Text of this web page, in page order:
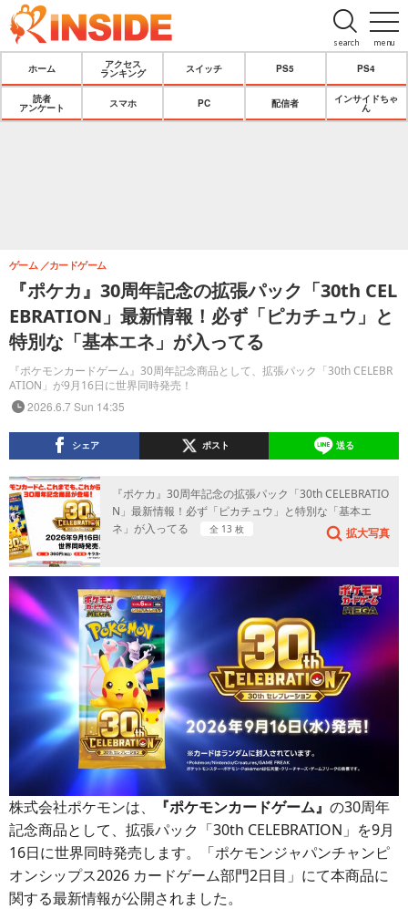
menu
search
ホーム
アクセス
ランキング
スイッチ PS5 PS4
読者
アンケート
スマホ PC 配信者
インサイドちゃ
ん
『ポケカ』30周年記念の拡張パック「30th CEL
EBRATION」最新情報！必ず「ピカチュウ」と
特別な「基本エネ」が入ってる
『ポケモンカードゲーム』30周年記念商品として、拡張パック「30th CELEBR
ATION」が9月16日に世界同時発売！
ゲーム カードゲーム
2026.6.7 Sun 14:35
シェア ポスト 送る
『ポケカ』30周年記念の拡張パック「30th CELEBRATIO
N」最新情報！必ず「ピカチュウ」と特別な「基本エ
ネ」が入ってる
全 13 枚 拡大写真
株式会社ポケモンは、 『ポケモンカードゲーム』 の30周年
記念商品として、拡張パック「30th CELEBRATION」を9月
16日に世界同時発売します。「ポケモンジャパンチャンピ
オンシップス2026 カードゲーム部門2日目」にて本商品に
関する最新情報が公開されました。